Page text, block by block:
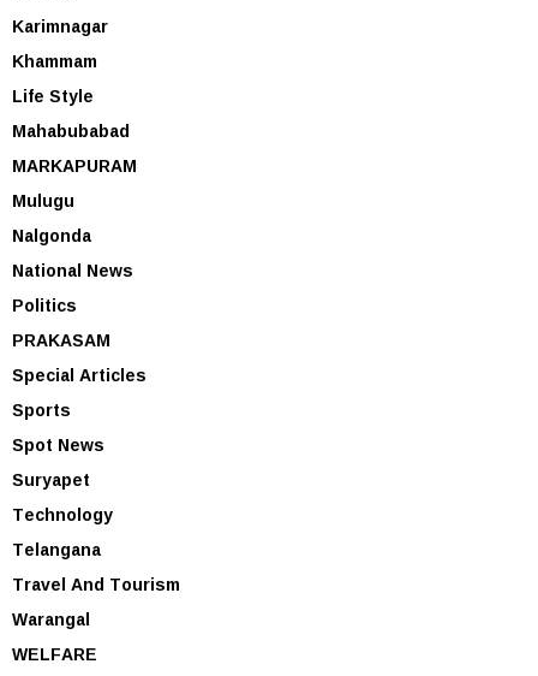
Karimnagar
Khammam
Life Style
Mahabubabad
MARKAPURAM
Mulugu
Nalgonda
National News
Politics
PRAKASAM
Special Articles
Sports
Spot News
Suryapet
Technology
Telangana
Travel And Tourism
Warangal
WELFARE